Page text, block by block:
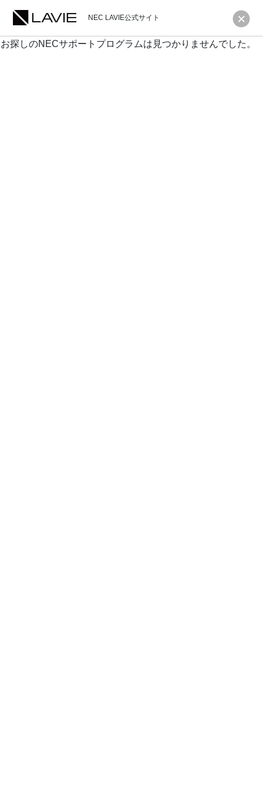
NEC LAVIE公式サイト
お探しのNECサポートプログラムは見つかりませんでした。